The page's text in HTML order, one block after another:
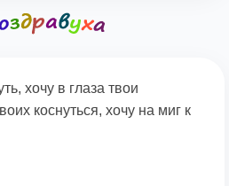
хочу в глаза твои
коснуться, хочу на миг к